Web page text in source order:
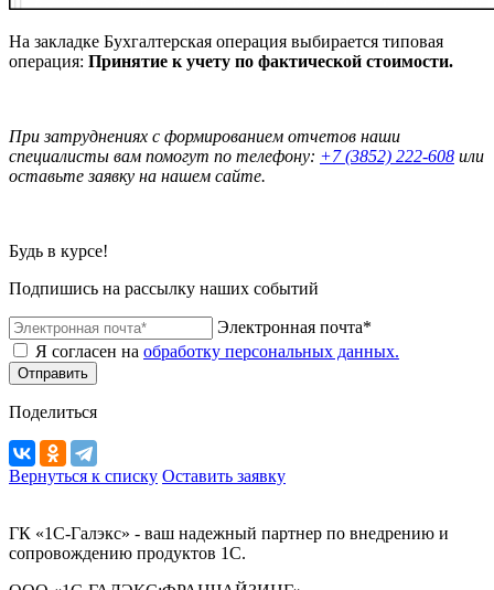
На закладке Бухгалтерская операция выбирается типовая
операция: Принятие к учету по фактической стоимости.
При затруднениях с формированием отчетов наши
специалисты вам помогут по телефону: +7 (3852) 222-608 или
оставьте заявку на нашем сайте.
Будь в курсе!
Подпишись на рассылку наших событий
Электронная почта*
Я согласен на обработку персональных данных.
Отправить
Поделиться
Вернуться к списку Оставить заявку
ГК «1С-Галэкс» - ваш надежный партнер по внедрению и
сопровождению продуктов 1С.